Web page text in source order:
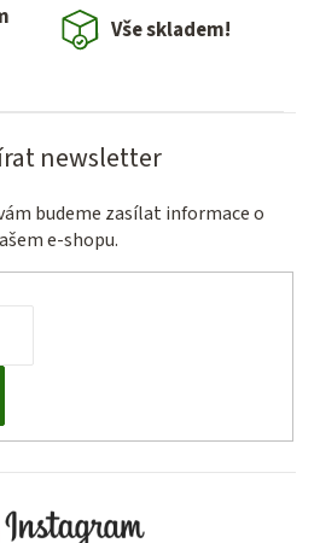
Vše skladem!
newsletter
budeme zasílat informace o
e-shopu.